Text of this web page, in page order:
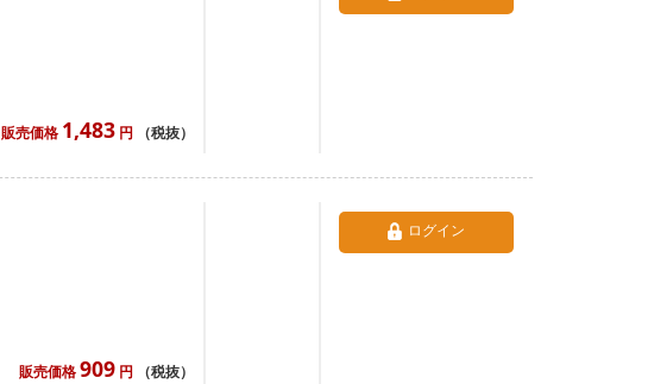
販売価格 1,483 円 （税抜）
販売価格 909 円 （税抜）
ログイン